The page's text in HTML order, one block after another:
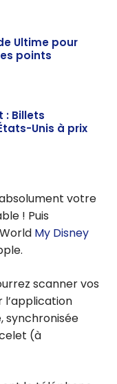
Ultime pour
points
: Billets
Unis à prix
votre
! Puis
My Disney
scanner vos
l’application
synchronisée
(à